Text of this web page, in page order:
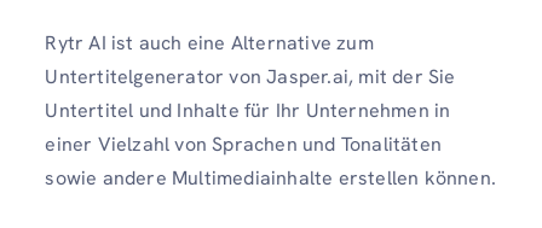
Rytr AI ist auch eine Alternative zum
Untertitelgenerator von Jasper.ai, mit der Sie
Untertitel und Inhalte für Ihr Unternehmen in
einer Vielzahl von Sprachen und Tonalitäten
sowie andere Multimediainhalte erstellen können.